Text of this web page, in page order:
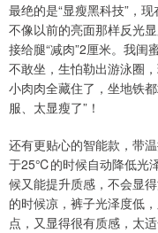
最绝的是“显瘦黑科技”，
不像以前的亮面那样反光
接给腿“减肉”2厘米。我闺
不敢坐，生怕勒出游泳圈
小肉肉全藏住了，坐地铁
服、太显瘦了”！
还有更贴心的智能款，带
于25℃的时候自动降低光
候又能提升质感，不会显
的时候凉，裤子光泽度低
点，又显得很有质感，太